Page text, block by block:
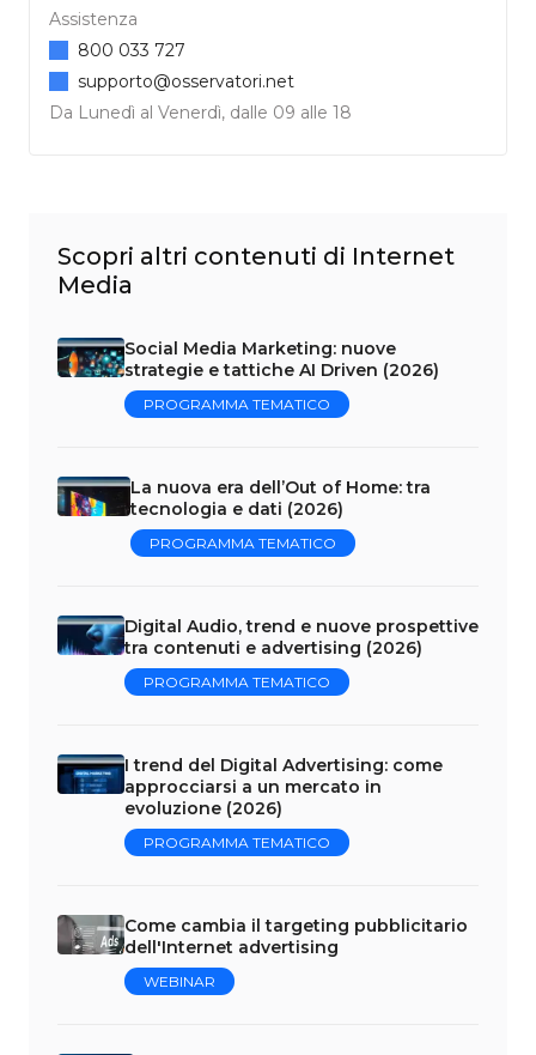
Assistenza
Da Lunedì al Venerdì, dalle 09 alle 18
800 033 727
supporto@osservatori.net
Scopri altri contenuti di Internet
Media
Social Media Marketing: nuove
strategie e tattiche AI Driven (2026)
PROGRAMMA TEMATICO
La nuova era dell’Out of Home: tra
tecnologia e dati (2026)
PROGRAMMA TEMATICO
Digital Audio, trend e nuove prospettive
tra contenuti e advertising (2026)
PROGRAMMA TEMATICO
I trend del Digital Advertising: come
approcciarsi a un mercato in
evoluzione (2026)
PROGRAMMA TEMATICO
Come cambia il targeting pubblicitario
dell'Internet advertising
WEBINAR